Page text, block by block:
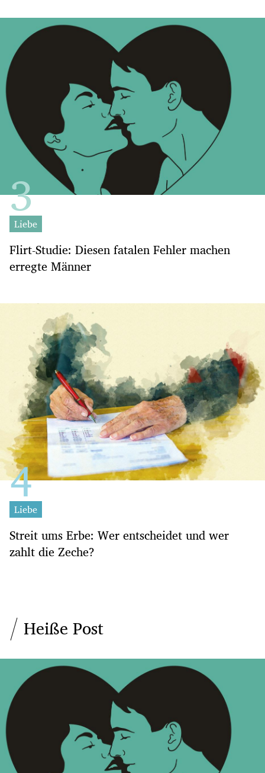
Liebe
Flirt-Studie: Diesen fatalen Fehler machen
erregte Männer
Liebe
Streit ums Erbe: Wer entscheidet und wer
zahlt die Zeche?
Heiße Post